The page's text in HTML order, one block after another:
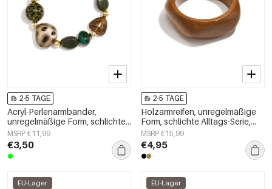
2-5 TAGE
Acryl-Perlenarmbänder,
unregelmäßige Form, schlichte
Alltagsserie, Damenschmuck
MSRP €11,99
€3,50
2-5 TAGE
Holzarmreifen, unregelmäßige
Form, schlichte Alltags-Serie,
Damenschmuck
MSRP €15,99
€4,95
EU-Lager EU-Lager